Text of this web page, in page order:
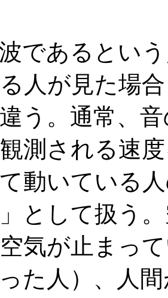
であるとい
人が見た場
う。通常、
測される速
動いている
として扱う
気が止まっ
た人）、人